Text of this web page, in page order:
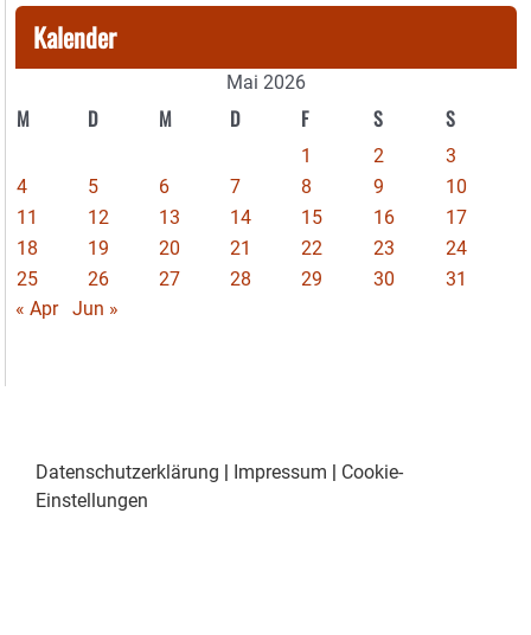
Kalender
Mai 2026
M D M D F S S
1 2
3
4
5 6 7 8 9
10
11
12 13 14 15 16
17
18
19 20 21 22 23
24
25
26 27 28 29 30
31
« Apr
Jun »
Datenschutzerklärung | Impressum | Cookie-
Einstellungen